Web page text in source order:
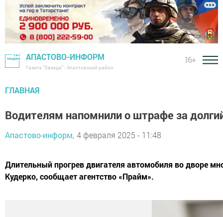
АПАСТОВО-ИНФОРМ
Газета "Звезда" - Апастовский район
16+
ГЛАВНАЯ
Водителям напомнили о штрафе за
Апастово-информ, 4 февраля 2025 - 11:48
Длительный прогрев двигателя автомобиля во дворе
Кудерко, сообщает агентство «Прайм».